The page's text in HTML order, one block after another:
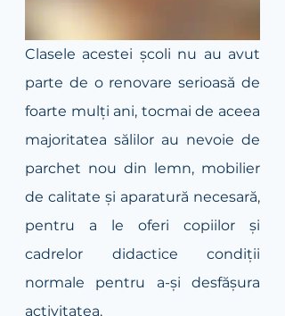
Clasele acestei școli nu au avut
parte de o renovare serioasă de
foarte mulți ani, tocmai de aceea
majoritatea sălilor au nevoie de
parchet nou din lemn, mobilier
de calitate și aparatură necesară,
pentru a le oferi copiilor și
cadrelor didactice condiții
normale pentru a-și desfășura
activitatea.